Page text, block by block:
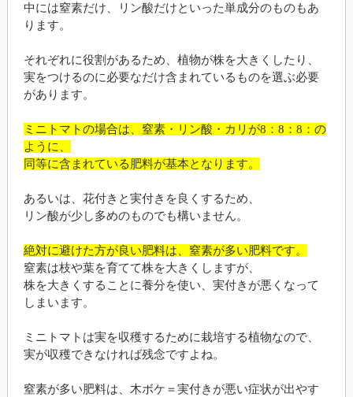
中には窒素だけ、リン酸だけといった単成分のものもあ
ります。
それぞれに役割があるため、植物が株を大きくしたり、
実をつけるのに必要なだけ含まれているものを選ぶ必要
があります。
ミニトマトの場合は、窒素・リン酸・カリが8：8：8：の
ように、
同等に含まれている肥料が基本となります。
あるいは、花付きと実付きを良くするため、
リン酸が少し多めのものでも構いません。
絶対に避けた方が良い肥料は、窒素が多い肥料です。
窒素は枝や葉を育てて株を大きくしますが、
株を大きくすることに養分を使い、実付きが悪くなって
しまいます。
ミニトマトは実を収穫するために栽培する植物なので、
実が収穫できなければ残念ですよね。
窒素が多い肥料は、木ボケ＝実付きが悪い症状が出やす